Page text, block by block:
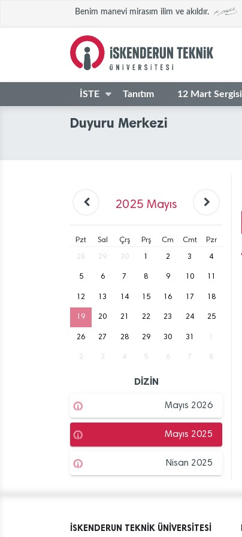
Benim manevi mirasım ilim ve akıldır.
İSTE Tanıtım 12 Mart Sergisi
Duyuru Merkezi
2025 Mayıs
Pzt Sal Çrş Prş Cm Cmt Pzr
28 29 30 2 3 4
5 6 7 8 9 10
12 13 14 15 16 17 18
19 20 21 22 23 24 25
26 27 28 29 30 31
2 3 4 5 6 7 8
DİZİN
Mayıs 2026
Mayıs 2025
Nisan 2025
İSKENDERUN TEKNİK ÜNİVERSİTESİ